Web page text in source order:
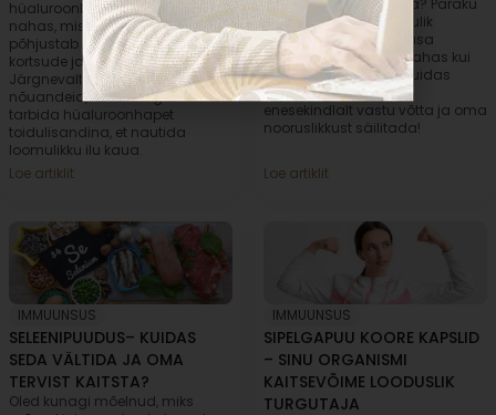
hüaluroonhappe tootmine
nahas, mis omakorda
põhjustab peenikeste joonte,
kortsude ja naha kuivuse teket.
Järgnevalt jagame kasulikke
nõuandeid, kuidas õigesti
tarbida hüaluroonhapet
toidulisandina, et nautida
loomulikku ilu kaua.
Loe artiklit
on vananemine loomulik
protsess, mis toob kaasa
mitmeid muutusi nii nahas kui
kehas tervikuna. Loe, kuidas
vananemise märke
enesekindlalt vastu võtta ja oma
nooruslikkust säilitada!
Loe artiklit
IMMUUNSUS
SELEENIPUUDUS– KUIDAS
SEDA VÄLTIDA JA OMA
TERVIST KAITSTA?
Oled kunagi mõelnud, miks
IMMUUNSUS
SIPELGAPUU KOORE KAPSLID
– SINU ORGANISMI
KAITSEVÕIME LOODUSLIK
TURGUTAJA